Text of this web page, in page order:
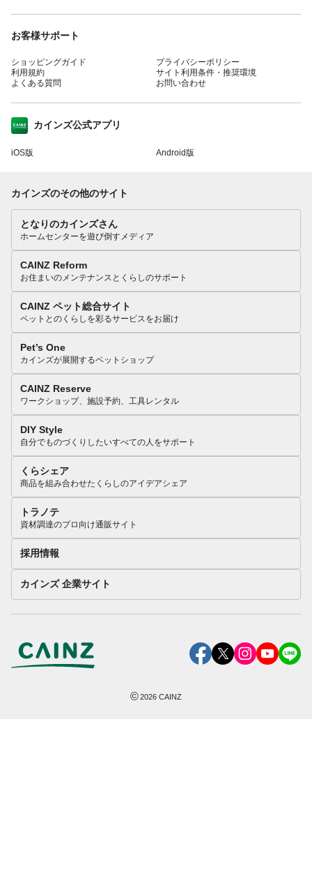
お客様サポート
ショッピングガイド
利用規約
よくある質問
プライバシーポリシー
サイト利用条件・推奨環境
お問い合わせ
カインズ公式アプリ
iOS版 Android版
カインズのその他のサイト
となりのカインズさん
ホームセンターを遊び倒すメディア
CAINZ Reform
お住まいのメンテナンスとくらしのサポート
CAINZ ペット総合サイト
ペットとのくらしを彩るサービスをお届け
Pet’s One
カインズが展開するペットショップ
CAINZ Reserve
ワークショップ、施設予約、工具レンタル
DIY Style
自分でものづくりしたいすべての人をサポート
くらシェア
商品を組み合わせたくらしのアイデアシェア
トラノテ
資材調達のプロ向け通販サイト
採用情報
カインズ 企業サイト
©2026 CAINZ